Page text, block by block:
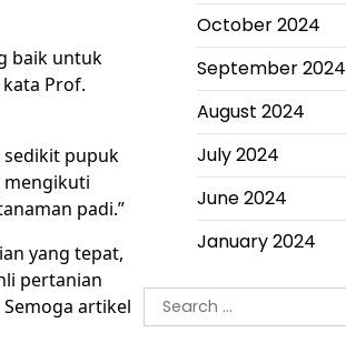
baik untuk
Prof.
sedikit pupuk
mengikuti
padi.”
yang tepat,
pertanian
artikel
October 2024
September 2024
August 2024
July 2024
June 2024
January 2024
Search
for: